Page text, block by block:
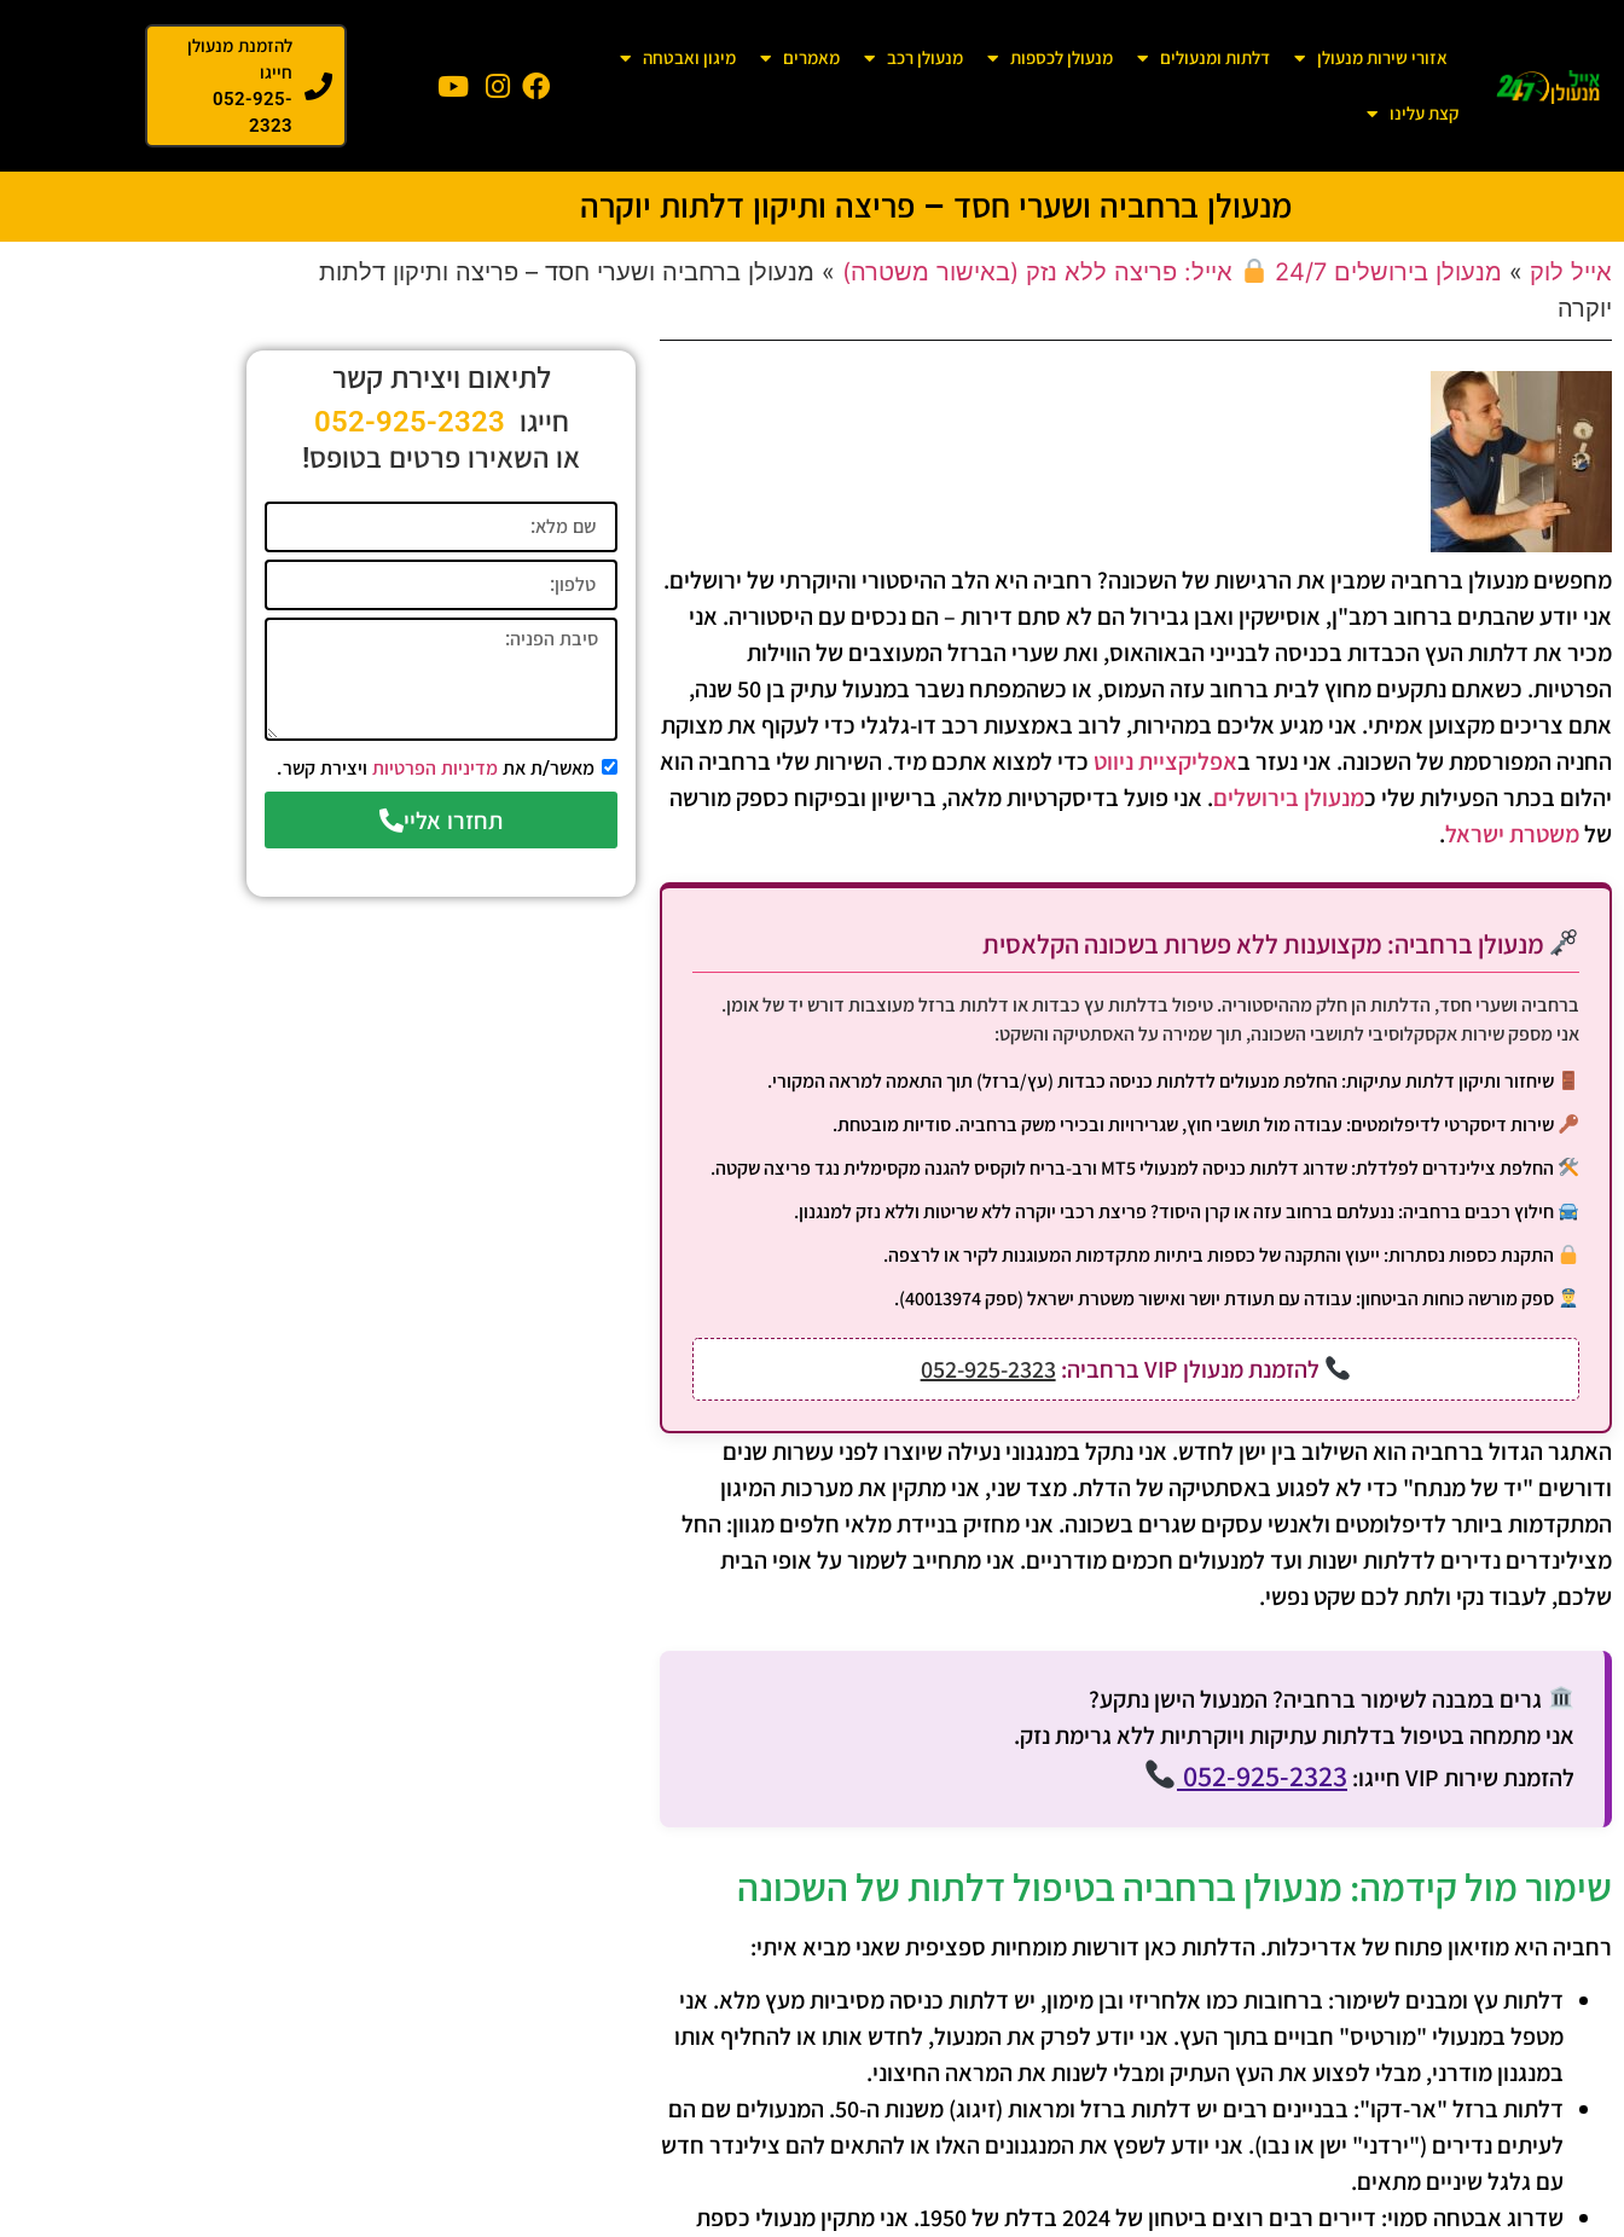
אזורי שירות מנעולן דלתות ומנעולים מנעולן לכספות מנעולן רכב מאמרים מיגון ואבטחה
קצת עלינו
להזמנת מנעולן
חייגו
052-925-
2323
מנעולן ברחביה ושערי חסד – פריצה ותיקון דלתות יוקרה
אייל לוק » מנעולן בירושלים 24/7 אייל: פריצה ללא נזק (באישור משטרה) » מנעולן ברחביה ושערי חסד – פריצה ותיקון דלתות
יוקרה
מחפשיםמנעולן ברחביה שמבין את הרגישות של השכונה? רחביה היא הלב ההיסטורי והיוקרתי של ירושלים.
אני יודע שהבתים ברחוב רמב"ן, אוסישקין ואבן גבירול הם לא סתם דירות – הם נכסים עם היסטוריה. אני
מכיר את דלתות העץ הכבדות בכניסה לבנייני הבאוהאוס, ואת שערי הברזל המעוצבים של הווילות
הפרטיות. כשאתם נתקעים מחוץ לבית ברחוב עזה העמוס, או כשהמפתח נשבר במנעול עתיק בן 50 שנה,
אתם צריכים מקצוען אמיתי. אני מגיע אליכם במהירות, לרוב באמצעות רכב דו-גלגלי כדי לעקוף את מצוקת
החניה המפורסמת של השכונה. אני נעזר באפליקציית ניווט כדי למצוא אתכם מיד. השירות שלי ברחביה הוא
יהלום בכתר הפעילות שלי כמנעולן בירושלים. אני פועל בדיסקרטיות מלאה, ברישיון ובפיקוח כספק מורשה
שלמשטרת ישראל.
מנעולן ברחביה: מקצוענות ללא פשרות בשכונה הקלאסית
ברחביה ושערי חסד, הדלתות הן חלק מההיסטוריה. טיפול בדלתות עץ כבדות או דלתות ברזל מעוצבות דורש יד של אומן.
אני מספק שירות אקסקלוסיבי לתושבי השכונה, תוך שמירה על האסתטיקה והשקט:
שיחזור ותיקון דלתות עתיקות: החלפת מנעולים לדלתות כניסה כבדות (עץ/ברזל) תוך התאמה למראה המקורי.
שירות דיסקרטי לדיפלומטים: עבודה מול תושבי חוץ, שגרירויות ובכירי משק ברחביה. סודיות מובטחת.
החלפת צילינדרים לפלדלת:שדרוג דלתות כניסה למנעולי MT5 ורב-בריח לוקסיס להגנה מקסימלית נגד פריצה שקטה.
חילוץ רכבים ברחביה: ננעלתם ברחוב עזה או קרן היסוד? פריצת רכבי יוקרה ללא שריטות וללא נזק למנגנון.
התקנת כספות נסתרות: ייעוץ והתקנה של כספות ביתיות מתקדמות המעוגנות לקיר או לרצפה.
ספק מורשה כוחות הביטחון: עבודה עם תעודת יושר ואישור משטרת ישראל (ספק 40013974).
להזמנת מנעולן VIP ברחביה: 052-925-2323
האתגר הגדול ברחביה הוא השילוב בין ישן לחדש. אני נתקל במנגנוני נעילה שיוצרו לפני עשרות שנים
ודורשים "יד של מנתח" כדי לא לפגוע באסתטיקה של הדלת. מצד שני, אני מתקין את מערכות המיגון
המתקדמות ביותר לדיפלומטים ולאנשי עסקים שגרים בשכונה. אני מחזיק בניידת מלאי חלפים מגוון: החל
מצילינדרים נדירים לדלתות ישנות ועד למנעולים חכמים מודרניים. אני מתחייב לשמור על אופי הבית
שלכם, לעבוד נקי ולתת לכם שקט נפשי.
גרים במבנה לשימור ברחביה? המנעול הישן נתקע?
אני מתמחה בטיפול בדלתות עתיקות ויוקרתיות ללא גרימת נזק.
להזמנת שירות VIP חייגו:
052-925-2323
שימור מול קידמה: מנעולן ברחביה בטיפול דלתות של השכונה
רחביה היא מוזיאון פתוח של אדריכלות. הדלתות כאן דורשות מומחיות ספציפית שאני מביא איתי:
דלתות עץ ומבנים לשימור: ברחובות כמו אלחריזי ובן מימון, יש דלתות כניסה מסיביות מעץ מלא. אני
מטפל במנעולי "מורטיס" חבויים בתוך העץ. אני יודע לפרק את המנעול, לחדש אותו או להחליף אותו
במנגנון מודרני, מבלי לפצוע את העץ העתיק ומבלי לשנות את המראה החיצוני.
דלתות ברזל "אר-דקו":
בבניינים רבים יש דלתות ברזל ומראות (זיגוג) משנות ה-50. המנעולים שם הם
לעיתים נדירים ("ירדני" ישן או נבו). אני יודע לשפץ את המנגנונים האלו או להתאים להם צילינדר חדש
עם גלגל שיניים מתאים.
שדרוג אבטחה סמוי:
דיירים רבים רוצים ביטחון של 2024 בדלת של 1950. אני מתקין מנעולי כספת
לתיאום ויצירת קשר
חייגו 052-925-2323
או השאירו פרטים בטופס!
מאשר/ת את מדיניות הפרטיות ויצירת קשר.
תחזרו אליי